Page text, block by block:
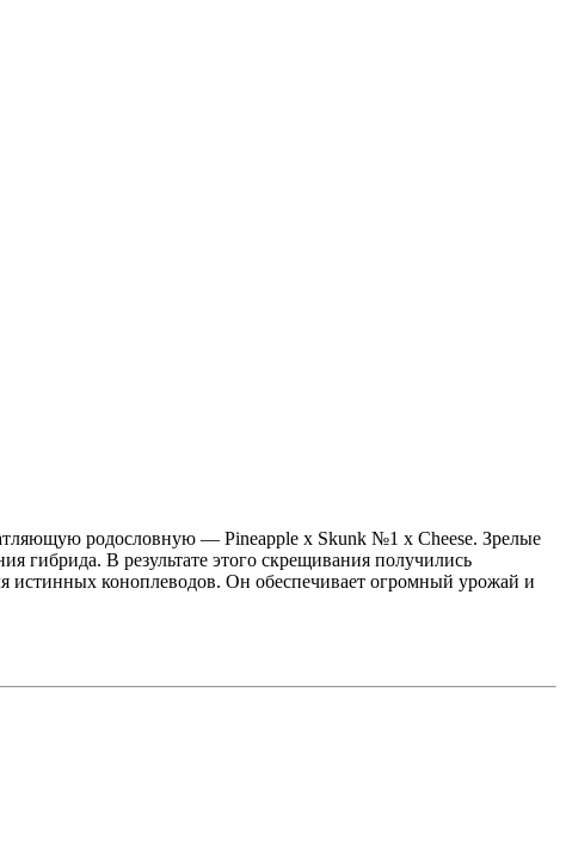
родословную — Pineapple x Skunk №1 x Cheese. Зрелые
гибрида. В результате этого скрещивания получились
истинных коноплеводов. Он обеспечивает огромный урожай и